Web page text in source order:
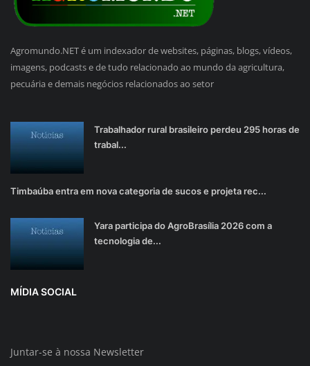
Agromundo.NET é um indexador de websites, páginas, blogs, vídeos,
imagens, podcasts e de tudo relacionado ao mundo da agricultura,
pecuária e demais negócios relacionados ao setor
Trabalhador rural brasileiro perdeu 295 horas de
trabal...
Timbaúba entra em nova categoria de sucos e projeta rec...
Yara participa do AgroBrasília 2026 com a
tecnologia de...
MÍDIA SOCIAL
Juntar-se à nossa Newsletter